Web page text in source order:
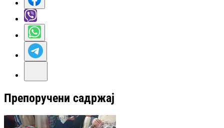
Препоручени садржај